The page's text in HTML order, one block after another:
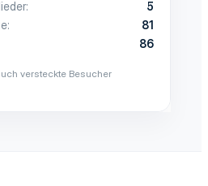
5
81
86
versteckte Besucher